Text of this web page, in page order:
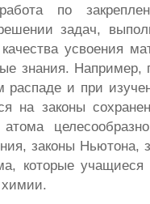
по
задач,
усвоения
знания. Например,
распаде и при
на законы
законы Ньютона,
которые
химии.